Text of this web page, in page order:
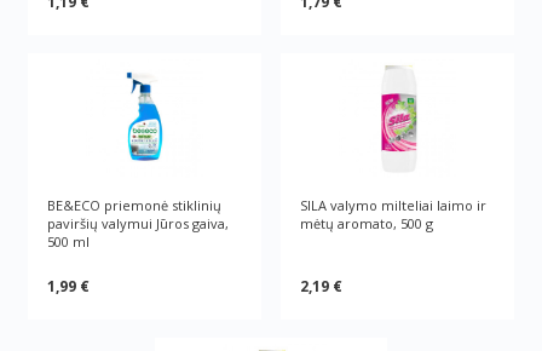
BE&ECO priemonė stiklinių
paviršių valymui Jūros gaiva,
500 ml
1,99 €
SILA valymo milteliai laimo ir
mėtų aromato, 500 g
2,19 €